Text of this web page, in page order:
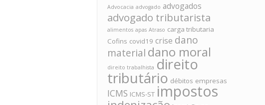
Advocacia advogado advogados
advogado tributarista
alimentos apas Atraso carga tributaria
Cofins covid19 crise dano
material dano moral
direito trabalhista direito
tributário débitos empresas
ICMS ICMS-ST impostos